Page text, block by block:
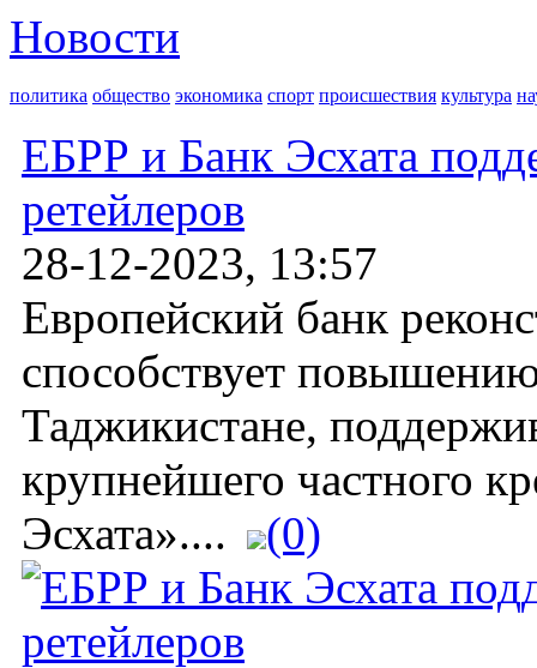
Новости
политика общество экономика спорт происшествия культура
ЕБРР и Банк Эсхата
ретейлеров
28-12-2023, 13:57
Европейский банк
способствует
Таджикистане,
крупнейшего частного
Эсхата»....
(0)